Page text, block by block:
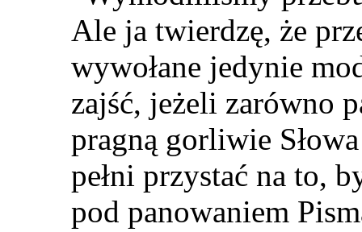
Ale ja twierdzę, że
wywołane jedynie
zajść, jeżeli zarówno
pragną gorliwie
pełni przystać na to,
pod panowaniem